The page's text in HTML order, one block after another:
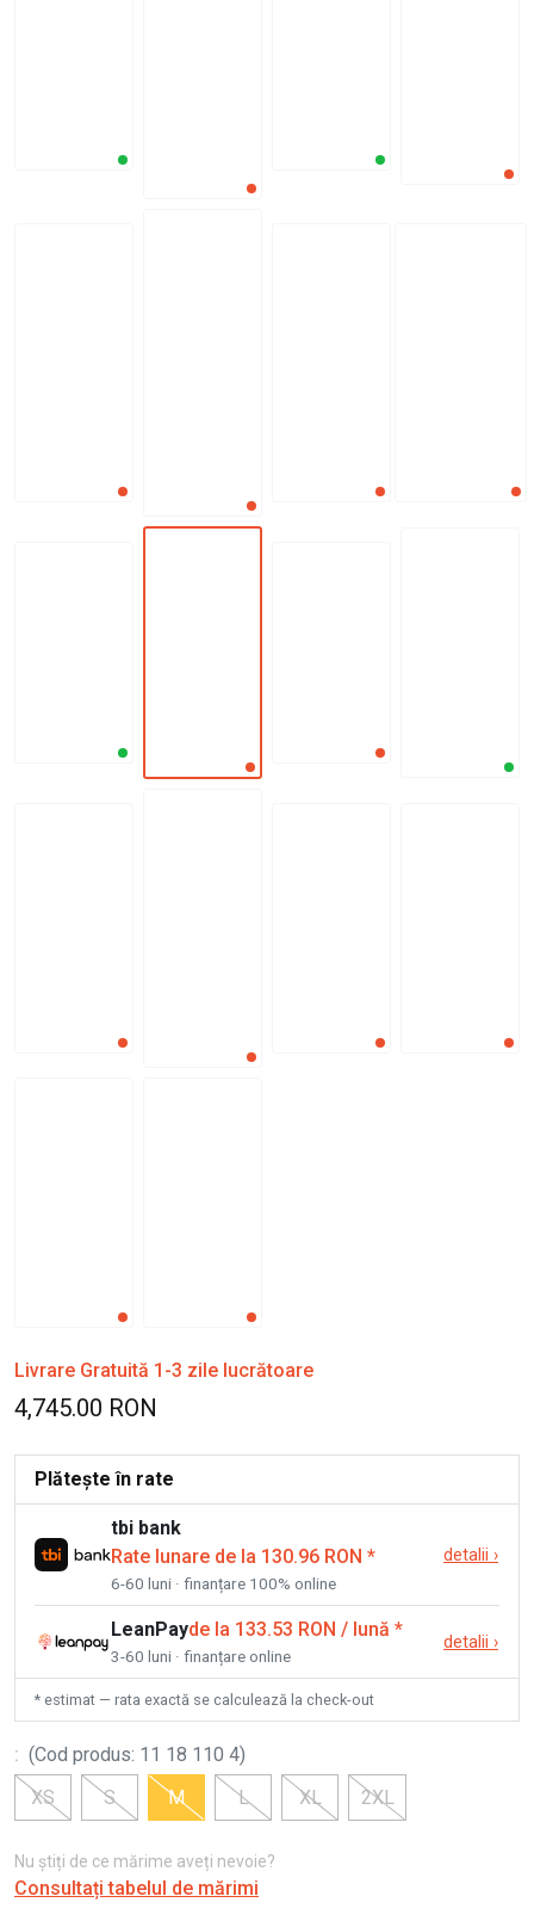
Livrare Gratuită 1-3 zile lucrătoare
4,745.00 RON
Plătește în rate
tbi bank
Rate lunare de la 130.96 RON *
6-60 luni · finanțare 100% online
detalii ›
LeanPayde la 133.53 RON / lună *
3-60 luni · finanțare online
detalii ›
* estimat — rata exactă se calculează la check-out
: (Cod produs: 11 18 110 4)
XS
S M L XL 2XL
Nu știți de ce mărime aveți nevoie?
Consultați tabelul de mărimi